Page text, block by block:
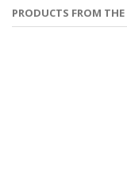
PRODUCTS FROM